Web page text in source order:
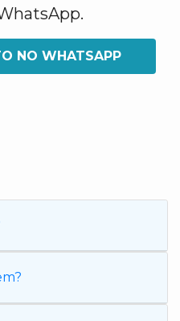
NO WHATSAPP